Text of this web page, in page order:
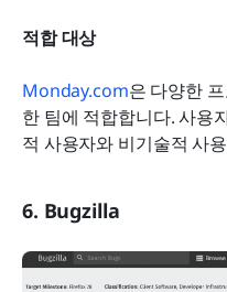
적합 대상
Monday.com은 다양한
한 팀에 적합합니다. 사용
적 사용자와 비기술적 사
6. Bugzilla